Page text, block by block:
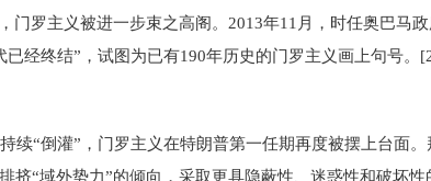
门罗主义被进一步束之高阁。2013年11月，时任奥巴马
经终结”，试图为已有190年历史的门罗主义画上句号。
续“倒灌”，门罗主义在特朗普第一任期再度被摆上台面。
挤“域外势力”的倾向，采取更具隐蔽性、迷惑性和破坏性